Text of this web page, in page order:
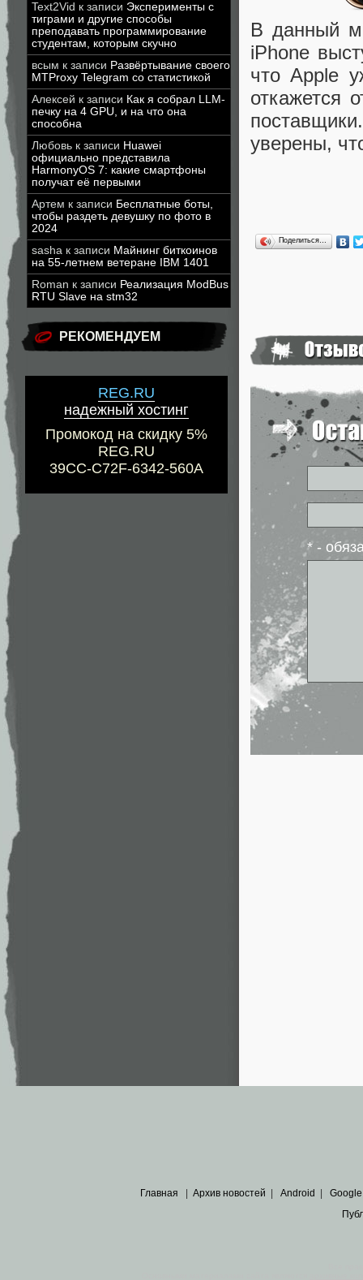
Text2Vid к записи Эксперименты с
тиграми и другие способы
преподавать программирование
студентам, которым скучно
всым к записи Развёртывание своего
MTProxy Telegram со статистикой
Алексей к записи Как я собрал LLM-
печку на 4 GPU, и на что она
способна
Любовь к записи Huawei
официально представила
HarmonyOS 7: какие смартфоны
получат её первыми
Артем к записи Бесплатные боты,
чтобы раздеть девушку по фото в
2024
sasha к записи Майнинг биткоинов
на 55-летнем ветеране IBM 1401
Roman к записи Реализация ModBus
RTU Slave на stm32
РЕКОМЕНДУЕМ
REG.RU
надежный хостинг
Промокод на скидку 5%
REG.RU
39CC-C72F-6342-560A
В данный
iPhone
что Apple
откажется
уверены,
Поделиться…
* -
Главная Архив новостей Android Google